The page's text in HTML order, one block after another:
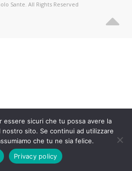
Sante. All Rights Reserved
essere sicuri che tu possa avere la
nostro sito. Se continui ad utilizzare
che tu ne sia felice.
Privacy policy